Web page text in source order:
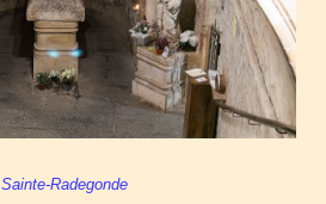
Sainte-Radegonde